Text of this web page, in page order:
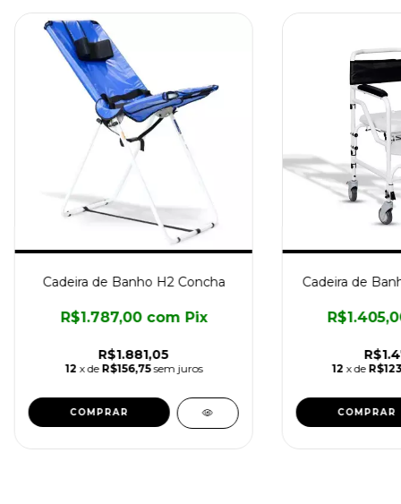
Cadeira de Banho H2 Concha
R$1.881,05
R$1.787,00 com Pix
12 x de R$156,75 sem juros
COMPRAR
Cadeira de
12 x de